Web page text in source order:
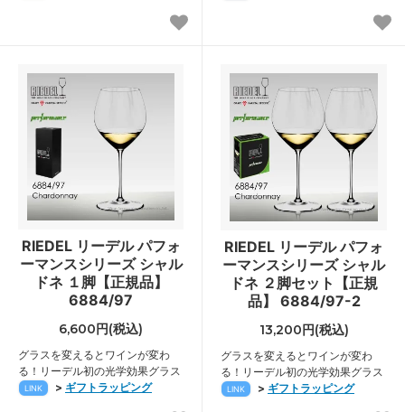
RIEDEL リーデル パフォ
ーマンスシリーズ シャル
ドネ １脚【正規品】
6884/97
6,600円(税込)
グラスを変えるとワインが変わ
る！リーデル初の光学効果グラス
LINK > ギフトラッピング
RIEDEL リーデル パフォ
ーマンスシリーズ シャル
ドネ ２脚セット【正規
品】 6884/97-2
13,200円(税込)
グラスを変えるとワインが変わ
る！リーデル初の光学効果グラス
LINK > ギフトラッピング